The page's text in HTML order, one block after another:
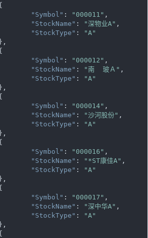
"Symbol" : "000011" ,
"StockName" : "深物业A" ,
"StockType" :
"A"
"Symbol" : "000012" ,
"StockName" : "南  玻Ａ" ,
"StockType" :
"A"
"Symbol" : "000014" ,
"StockName" : "沙河股份" ,
"StockType" :
"A"
"Symbol" : "000016" ,
"StockName" : "*ST康佳A" ,
"StockType" :
"A"
"Symbol" : "000017" ,
"StockName" : "深中华A" ,
"StockType" :
"A"